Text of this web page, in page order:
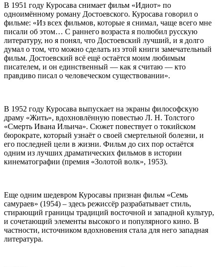
В 1951 году Куросава снимает фильм «Идиот» по
одноимённому роману Достоевского. Куросава говорил о
фильме: «Из всех фильмов, которые я снимал, чаще всего мне
писали об этом… С раннего возраста я полюбил русскую
литературу, но я понял, что Достоевский лучший, и я долго
думал о том, что можно сделать из этой книги замечательный
фильм. Достоевский всё ещё остаётся моим любимым
писателем, и он единственный — как я считаю — кто
правдиво писал о человеческом существовании».
В 1952 году Куросава выпускает на экраны философскую
драму «Жить», вдохновлённую повестью Л. Н. Толстого
«Смерть Ивана Ильича». Сюжет повествует о токийском
бюрократе, который узнаёт о своей смертельной болезни, и
его последней цели в жизни. Фильм до сих пор остаётся
одним из лучших драматических фильмов в истории
кинематографии (премия «Золотой волк», 1953).
Еще одним шедевром Куросавы признан фильм «Семь
самураев» (1954) – здесь режиссёр разрабатывает стиль,
стирающий границы традиций восточной и западной культур,
и сочетающий элементы высокого и популярного кино. В
частности, источником вдохновения стала для него западная
литература.